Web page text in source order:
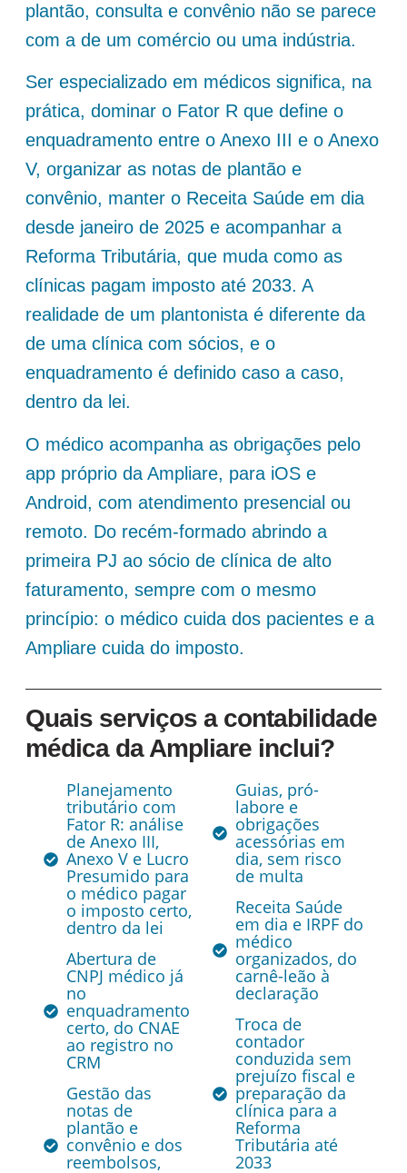
plantão, consulta e convênio não se parece
com a de um comércio ou uma indústria.
Ser especializado em médicos significa, na
prática, dominar o Fator R que define o
enquadramento entre o Anexo III e o Anexo
V, organizar as notas de plantão e
convênio, manter o Receita Saúde em dia
desde janeiro de 2025 e acompanhar a
Reforma Tributária, que muda como as
clínicas pagam imposto até 2033. A
realidade de um plantonista é diferente da
de uma clínica com sócios, e o
enquadramento é definido caso a caso,
dentro da lei.
O médico acompanha as obrigações pelo
app próprio da Ampliare, para iOS e
Android, com atendimento presencial ou
remoto. Do recém-formado abrindo a
primeira PJ ao sócio de clínica de alto
faturamento, sempre com o mesmo
princípio: o médico cuida dos pacientes e a
Ampliare cuida do imposto.
Quais serviços a contabilidade
médica da Ampliare inclui?
Planejamento
tributário com
Fator R: análise
de Anexo III,
Anexo V e Lucro
Presumido para
o médico pagar
o imposto certo,
dentro da lei
Abertura de
CNPJ médico já
no
enquadramento
certo, do CNAE
ao registro no
CRM
Gestão das
notas de
plantão e
convênio e dos
reembolsos,
Guias, pró-
labore e
obrigações
acessórias em
dia, sem risco
de multa
Receita Saúde
em dia e IRPF do
médico
organizados, do
carnê-leão à
declaração
Troca de
contador
conduzida sem
prejuízo fiscal e
preparação da
clínica para a
Reforma
Tributária até
2033